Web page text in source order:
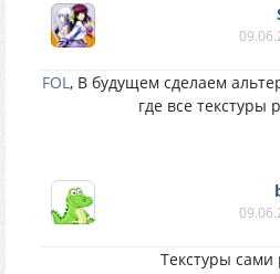
FOL, В будущем сделаем
где все текстуры
Текстуры сами